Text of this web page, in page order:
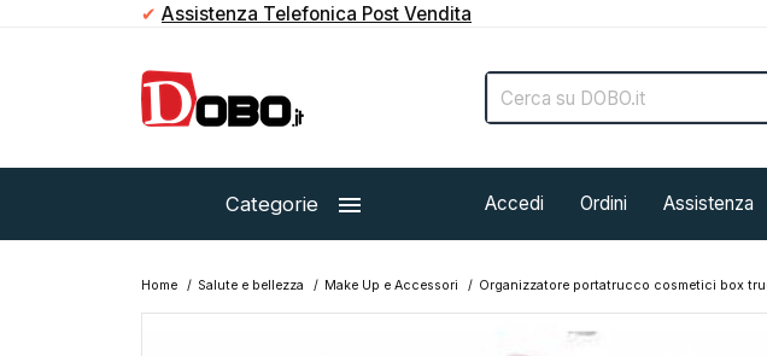
✔ Assistenza Telefonica Post Vendita
Categorie  Accedi Ordini Assistenza
Home Salute e bellezza Make Up e Accessori Organizzatore portatrucco cosmetici box